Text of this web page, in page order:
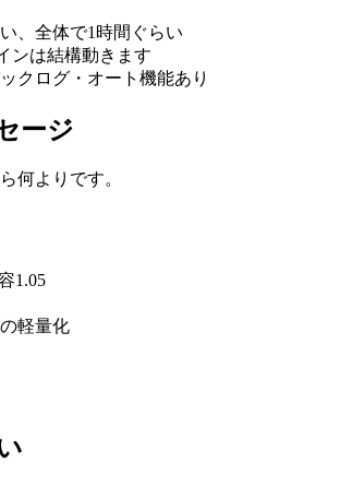
、全体で1時間ぐらい
ンは結構動きます
クログ・オート機能あり
ージ
何よりです。
1.05
軽量化